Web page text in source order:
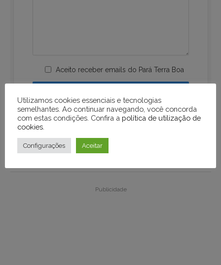
Aceito receber emails do Pará Terra Boa
Publicidade
Utilizamos cookies essenciais e tecnologias
semelhantes. Ao continuar navegando, você concorda
com estas condições. Confira a política de utilização de
cookies
Configurações Aceitar